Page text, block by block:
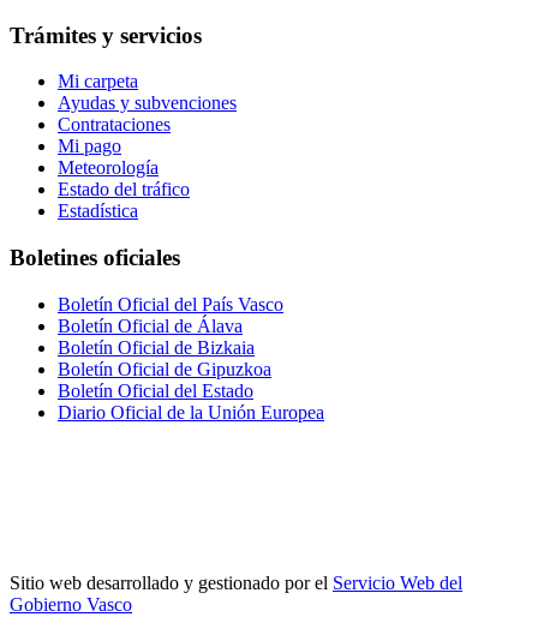
Trámites y servicios
Mi carpeta
Ayudas y subvenciones
Contrataciones
Mi pago
Meteorología
Estado del tráfico
Estadística
Boletines oficiales
Boletín Oficial del País Vasco
Boletín Oficial de Álava
Boletín Oficial de Bizkaia
Boletín Oficial de Gipuzkoa
Boletín Oficial del Estado
Diario Oficial de la Unión Europea
Sitio web desarrollado y gestionado por el Servicio Web del
Gobierno Vasco